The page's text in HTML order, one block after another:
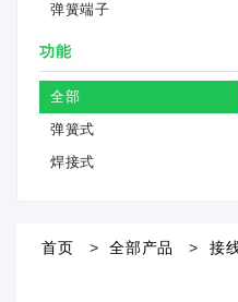
弹簧端子
功能
全部
弹簧式
焊接式
首页 全部产品 接